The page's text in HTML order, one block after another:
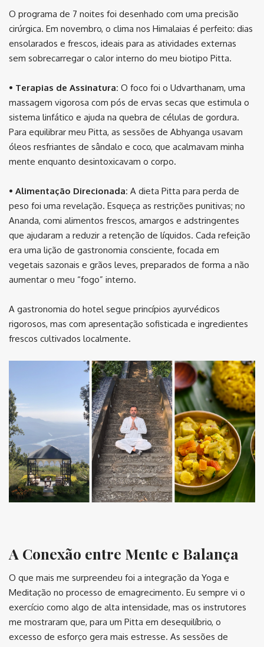
O programa de 7 noites foi desenhado com uma precisão
cirúrgica. Em novembro, o clima nos Himalaias é perfeito: dias
ensolarados e frescos, ideais para as atividades externas
sem sobrecarregar o calor interno do meu biotipo Pitta.
• Terapias de Assinatura: O foco foi o Udvarthanam, uma
massagem vigorosa com pós de ervas secas que estimula o
sistema linfático e ajuda na quebra de células de gordura.
Para equilibrar meu Pitta, as sessões de Abhyanga usavam
óleos resfriantes de sândalo e coco, que acalmavam minha
mente enquanto desintoxicavam o corpo.
• Alimentação Direcionada: A dieta Pitta para perda de
peso foi uma revelação. Esqueça as restrições punitivas; no
Ananda, comi alimentos frescos, amargos e adstringentes
que ajudaram a reduzir a retenção de líquidos. Cada refeição
era uma lição de gastronomia consciente, focada em
vegetais sazonais e grãos leves, preparados de forma a não
aumentar o meu “fogo” interno.
A gastronomia do hotel segue princípios ayurvédicos
rigorosos, mas com apresentação sofisticada e ingredientes
frescos cultivados localmente.
A Conexão entre Mente e Balança
O que mais me surpreendeu foi a integração da Yoga e
Meditação no processo de emagrecimento. Eu sempre vi o
exercício como algo de alta intensidade, mas os instrutores
me mostraram que, para um Pitta em desequilíbrio, o
excesso de esforço gera mais estresse. As sessões de